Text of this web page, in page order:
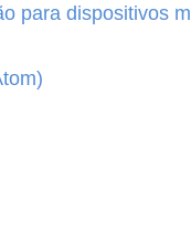
para dispositivos